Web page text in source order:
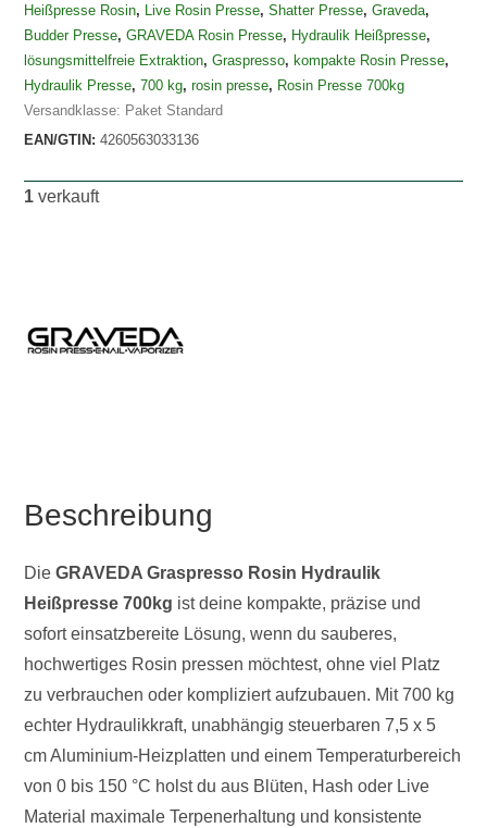
Heißpresse Rosin, Live Rosin Presse,Shatter Presse,Graveda,
Budder Presse,GRAVEDA Rosin Presse, Hydraulik Heißpresse,
lösungsmittelfreie Extraktion,Graspresso, kompakte Rosin Presse,
Hydraulik Presse,700 kg,rosin presse, Rosin Presse 700kg
Versandklasse: Paket Standard
EAN/GTIN:4260563033136
1 verkauft
Beschreibung
DieGRAVEDA Graspresso Rosin Hydraulik
Heißpresse 700kg ist deine kompakte, präzise und
sofort einsatzbereite Lösung, wenn du sauberes,
hochwertiges Rosin pressen möchtest, ohne viel Platz
zu verbrauchen oder kompliziert aufzubauen. Mit 700 kg
echter Hydraulikkraft, unabhängig steuerbaren 7,5 x 5
cm Aluminium-Heizplatten und einem Temperaturbereich
von 0 bis 150 °C holst du aus Blüten, Hash oder Live
Material maximale Terpenerhaltung und konsistente